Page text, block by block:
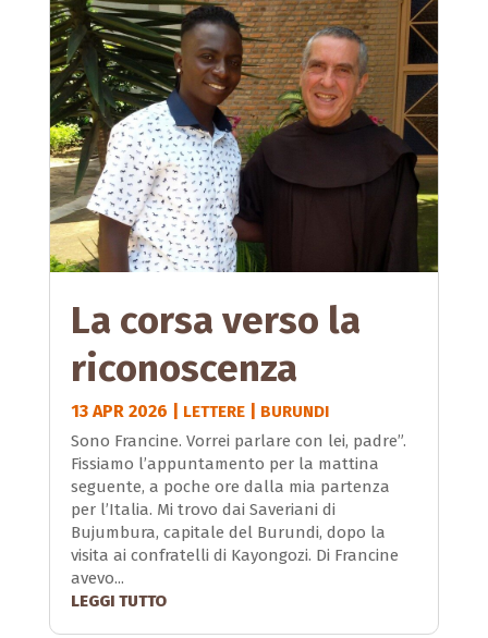
La corsa verso la
riconoscenza
13 APR 2026 LETTERE| BURUNDI
Sono Francine. Vorrei parlare con lei, padre”.
Fissiamo l’appuntamento per la mattina
seguente, a poche ore dalla mia partenza
per l’Italia. Mi trovo dai Saveriani di
Bujumbura, capitale del Burundi, dopo la
visita ai confratelli di Kayongozi. Di Francine
avevo...
LEGGI TUTTO